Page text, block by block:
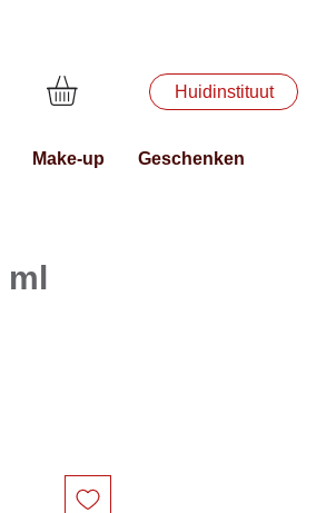
Huidinstituut
Make-up Geschenken
ml